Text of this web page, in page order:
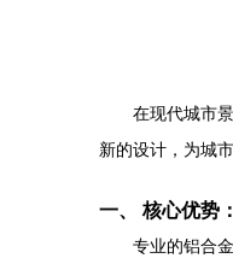
在现代城市
新的设计，为城
一、 核心优势
专业的铝合